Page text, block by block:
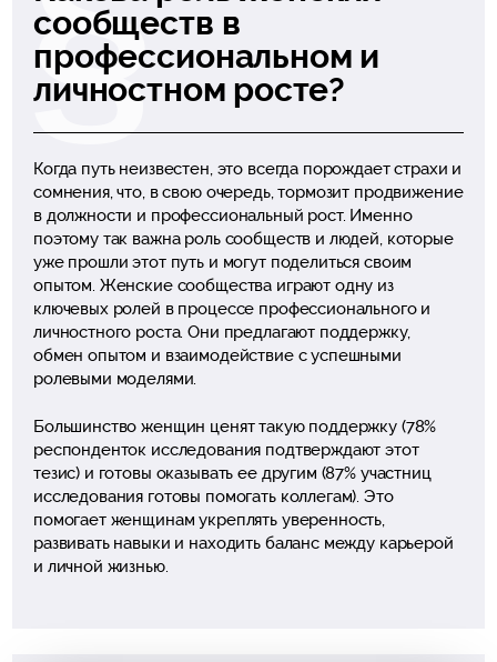
сообществ в
профессиональном и
личностном росте?
Когда путь неизвестен, это всегда порождает страхи и
сомнения, что, в свою очередь, тормозит продвижение
в должности и профессиональный рост. Именно
поэтому так важна роль сообществ и людей, которые
уже прошли этот путь и могут поделиться своим
опытом. Женские сообщества играют одну из
ключевых ролей в процессе профессионального и
личностного роста. Они предлагают поддержку,
обмен опытом и взаимодействие с успешными
ролевыми моделями.
Большинство женщин ценят такую поддержку (78%
респонденток исследования подтверждают этот
тезис) и готовы оказывать ее другим (87% участниц
исследования готовы помогать коллегам). Это
помогает женщинам укреплять уверенность,
развивать навыки и находить баланс между карьерой
и личной жизнью.